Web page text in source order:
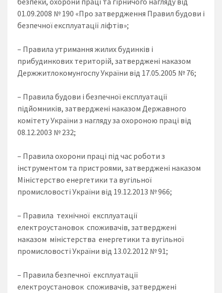
01.09.2008 № 190 «Про затвердження Правил будови і
безпечної експлуатації ліфтів»;
– Правила утримання жилих будинків і
прибудинкових територій, затверджені наказом
Держжитлокомунгоспу України від 17.05.2005 № 76;
– Правила будови і безпечної експлуатації
підйомників, затверджені наказом Державного
комітету України з нагляду за охороною праці від
08.12.2003 № 232;
– Правила охорони праці під час роботи з
інструментом та пристроями, затверджені наказом
Міністерство енергетики та вугільної
промисловості України від 19.12.2013 № 966;
– Правила технічної експлуатації
електроустановок споживачів, затверджені
наказом міністерства енергетики та вугільної
промисловості України від 13.02.2012 № 91;
– Правила безпечної експлуатації
електроустановок споживачів, затверджені